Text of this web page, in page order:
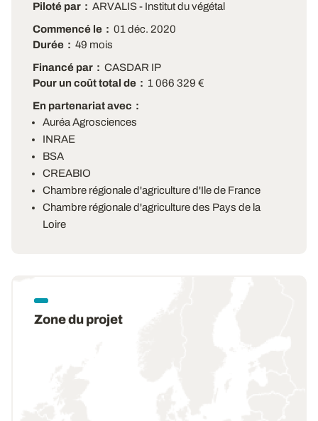
Piloté par
ARVALIS - Institut du végétal
Commencé le
01 déc. 2020
Durée
49 mois
Financé par
CASDAR IP
Pour un coût total de
1 066 329 €
En partenariat avec
Auréa Agrosciences
INRAE
BSA
CREABIO
Chambre régionale d'agriculture d'Ile de France
Chambre régionale d'agriculture des Pays de la
Loire
Zone du projet